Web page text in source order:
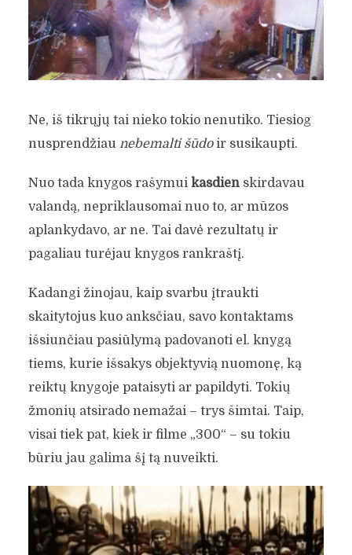
Ne, iš tikrųjų tai nieko tokio nenutiko. Tiesiog
nusprendžiau nebemalti šūdoir susikaupti.
Nuo tada knygos rašymui kasdien skirdavau
valandą, nepriklausomai nuo to, ar mūzos
aplankydavo, ar ne. Tai davė rezultatų ir
pagaliau turėjau knygos rankraštį.
Kadangi žinojau, kaip svarbu įtraukti
skaitytojus kuo anksčiau, savo kontaktams
išsiunčiau pasiūlymą padovanoti el. knygą
tiems, kurie išsakys objektyvią nuomonę, ką
reiktų knygoje pataisyti ar papildyti. Tokių
žmonių atsirado nemažai – trys šimtai. Taip,
visai tiek pat, kiek ir filme „300“ – su tokiu
būriu jau galima šį tą nuveikti.